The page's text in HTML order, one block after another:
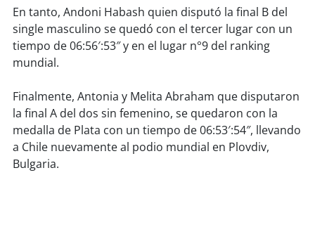
soychillán
soy sancarlos
soyconcepción
soycoronel
En tanto, Andoni Habash quien disputó la final B del
single masculino se quedó con el tercer lugar con un
tiempo de 06:56′:53″ y en el lugar n°9 del ranking
mundial.
Finalmente, Antonia y Melita Abraham que disputaron
la final A del dos sin femenino, se quedaron con la
medalla de Plata con un tiempo de 06:53′:54″, llevando
a Chile nuevamente al podio mundial en Plovdiv,
Bulgaria.